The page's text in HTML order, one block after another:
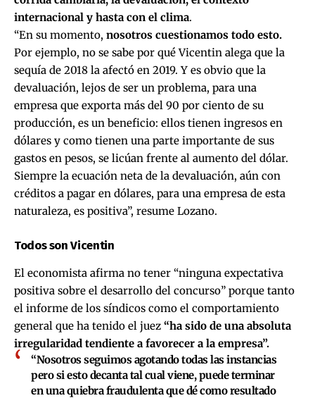
internacional y hasta con el clima.
“En su momento, nosotros cuestionamos todo esto.
Por ejemplo, no se sabe por qué Vicentin alega que la
sequía de 2018 la afectó en 2019. Y es obvio que la
devaluación, lejos de ser un problema, para una
empresa que exporta más del 90 por ciento de su
producción, es un beneficio: ellos tienen ingresos en
dólares y como tienen una parte importante de sus
gastos en pesos, se licúan frente al aumento del dólar.
Siempre la ecuación neta de la devaluación, aún con
créditos a pagar en dólares, para una empresa de esta
naturaleza, es positiva”, resume Lozano.
Todos son Vicentin
El economista afirma no tener “ninguna expectativa
positiva sobre el desarrollo del concurso” porque tanto
el informe de los síndicos como el comportamiento
general que ha tenido el juez “ha sido de una absoluta
irregularidad tendiente a favorecer a la empresa”.
“Nosotros seguimos agotando todas las instancias
pero si esto decanta tal cual viene, puede terminar
en unaquiebra fraudulenta que dé como resultado